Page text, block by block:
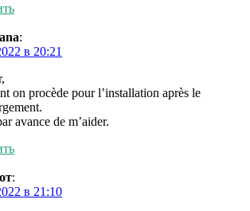
:
в 20:21
on procède pour l’installation après le
avance de m’aider.
:
в 21:10